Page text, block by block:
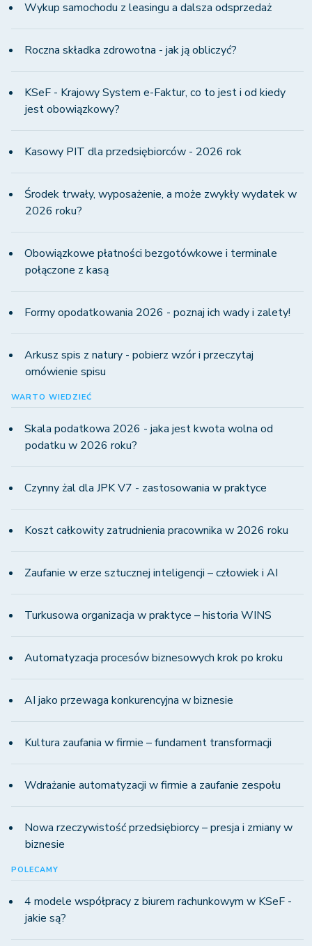
Wykup samochodu z leasingu a dalsza odsprzedaż
Roczna składka zdrowotna - jak ją obliczyć?
KSeF - Krajowy System e-Faktur, co to jest i od kiedy
jest obowiązkowy?
Kasowy PIT dla przedsiębiorców - 2026 rok
Środek trwały, wyposażenie, a może zwykły wydatek w
2026 roku?
Obowiązkowe płatności bezgotówkowe i terminale
połączone z kasą
Formy opodatkowania 2026 - poznaj ich wady i zalety!
Arkusz spis z natury - pobierz wzór i przeczytaj
omówienie spisu
WARTO WIEDZIEĆ
Skala podatkowa 2026 - jaka jest kwota wolna od
podatku w 2026 roku?
Czynny żal dla JPK V7 - zastosowania w praktyce
Koszt całkowity zatrudnienia pracownika w 2026 roku
Zaufanie w erze sztucznej inteligencji – człowiek i AI
Turkusowa organizacja w praktyce – historia WINS
Automatyzacja procesów biznesowych krok po kroku
AI jako przewaga konkurencyjna w biznesie
Kultura zaufania w firmie – fundament transformacji
Wdrażanie automatyzacji w firmie a zaufanie zespołu
Nowa rzeczywistość przedsiębiorcy – presja i zmiany w
biznesie
POLECAMY
4 modele współpracy z biurem rachunkowym w KSeF -
jakie są?